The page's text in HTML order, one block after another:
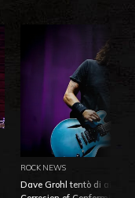
ROCK NEWS
Dave Grohl tentò di